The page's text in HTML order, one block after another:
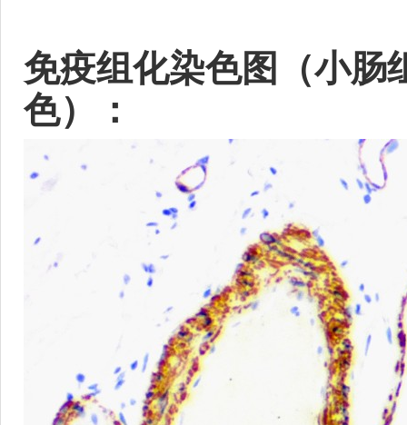
免疫组化染色图（小肠
色）：